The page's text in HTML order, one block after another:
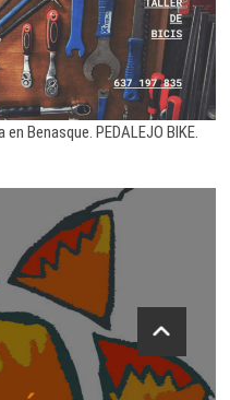
Benasque. PEDALEJO BIKE.